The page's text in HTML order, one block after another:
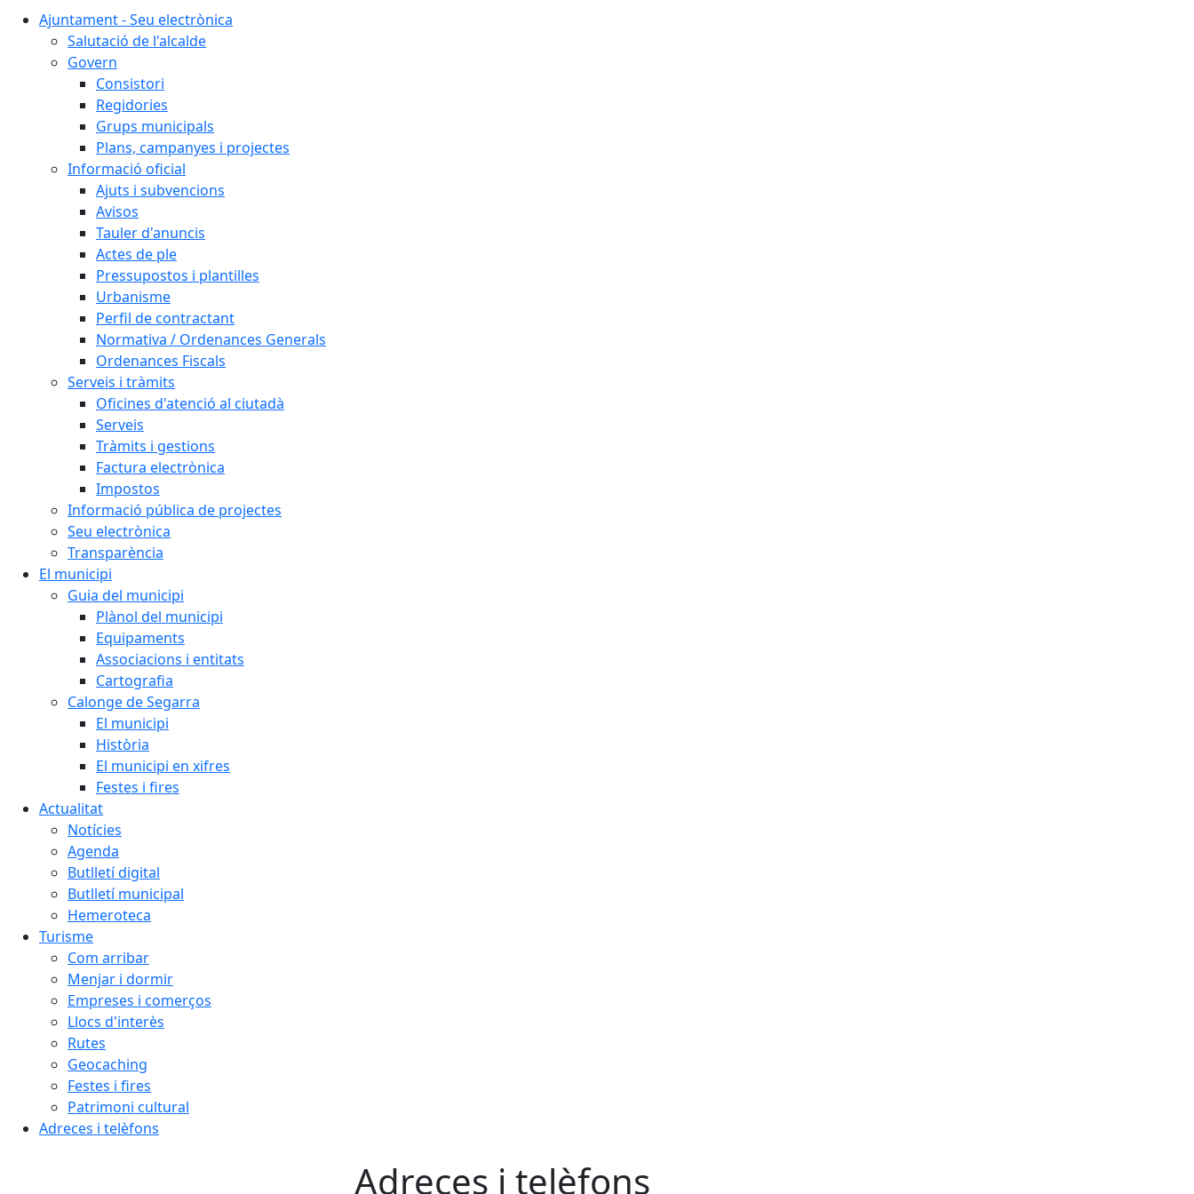
Ajuntament - Seu electrònica
Salutació de l'alcalde
Govern
Consistori
Regidories
Grups municipals
Plans, campanyes i projectes
Informació oficial
Ajuts i subvencions
Avisos
Tauler d'anuncis
Actes de ple
Pressupostos i plantilles
Urbanisme
Perfil de contractant
Normativa / Ordenances Generals
Ordenances Fiscals
Serveis i tràmits
Oficines d'atenció al ciutadà
Serveis
Tràmits i gestions
Factura electrònica
Impostos
Informació pública de projectes
Seu electrònica
Transparència
El municipi
Guia del municipi
Plànol del municipi
Equipaments
Associacions i entitats
Cartografia
Calonge de Segarra
El municipi
Història
El municipi en xifres
Festes i fires
Actualitat
Notícies
Agenda
Butlletí digital
Butlletí municipal
Hemeroteca
Turisme
Com arribar
Menjar i dormir
Empreses i comerços
Llocs d'interès
Rutes
Geocaching
Festes i fires
Patrimoni cultural
Adreces i telèfons
Adreces i telèfons